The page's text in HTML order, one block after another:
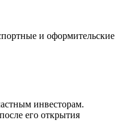
и оформительские
инвесторам.
его открытия